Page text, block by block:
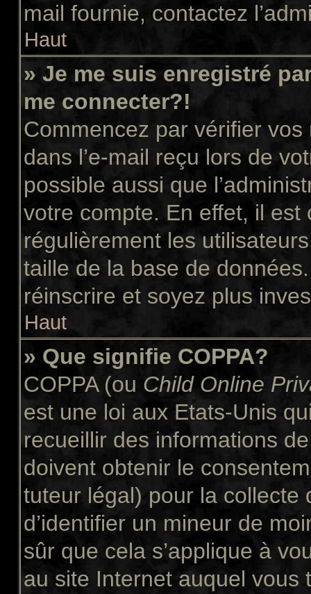
mail fournie, contactez
Haut
» Je me suis enregistré
me connecter?!
Commencez par vérifier vos
dans l’e-mail reçu lors de
possible aussi que
votre compte. En effet, il
régulièrement les
taille de la base de
réinscrire et soyez plus
Haut
» Que signifie COPPA?
COPPA (ou Child Online
est une loi aux Etats-Unis
recueillir des informations
doivent obtenir le
tuteur légal) pour la collecte
d’identifier un mineur de
sûr que cela s’applique à
au site Internet auquel vous